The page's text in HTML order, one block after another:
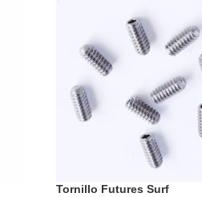
Tornillo Futures Surf